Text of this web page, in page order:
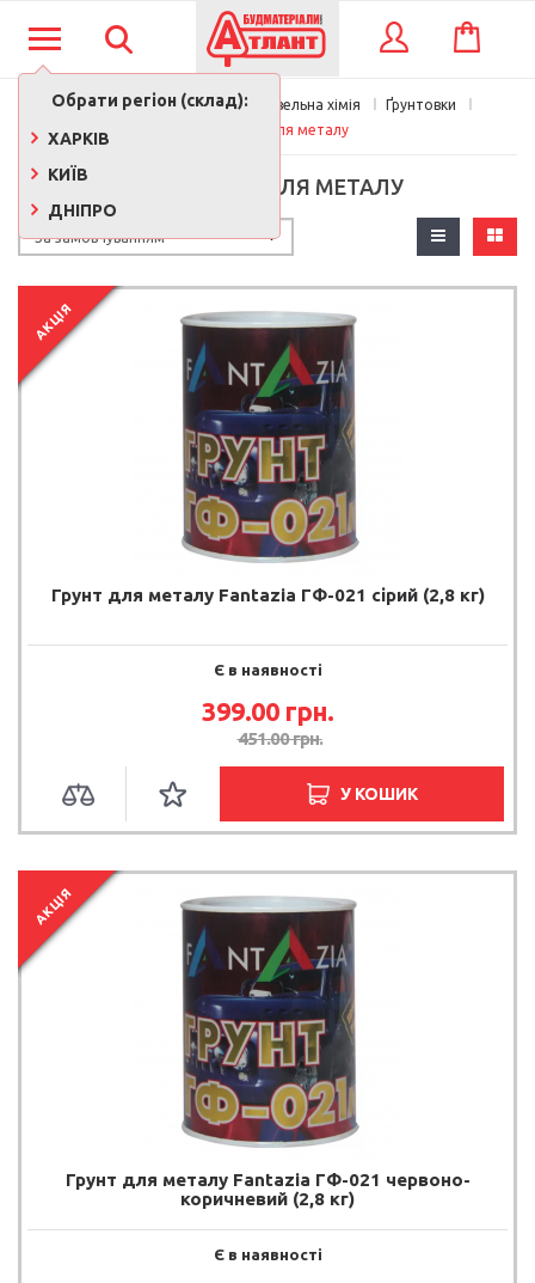
Обрати регіон (склад):
ХАРКІВ
КИЇВ
ДНІПРО
КОШИК
Фарби, лаки, клеї, будівельна хімія
Ґрунтовки
Ґрунтовки для металу
ҐРУНТОВКИ ДЛЯ МЕТАЛУ
АКЦІЯ
Грунт для металу Fantazia ГФ-021 сірий (2,8 кг)
Є в наявності
399.00 грн.
451.00 грн.
У КОШИК
АКЦІЯ
Грунт для металу Fantazia ГФ-021 червоно-
коричневий (2,8 кг)
Є в наявності